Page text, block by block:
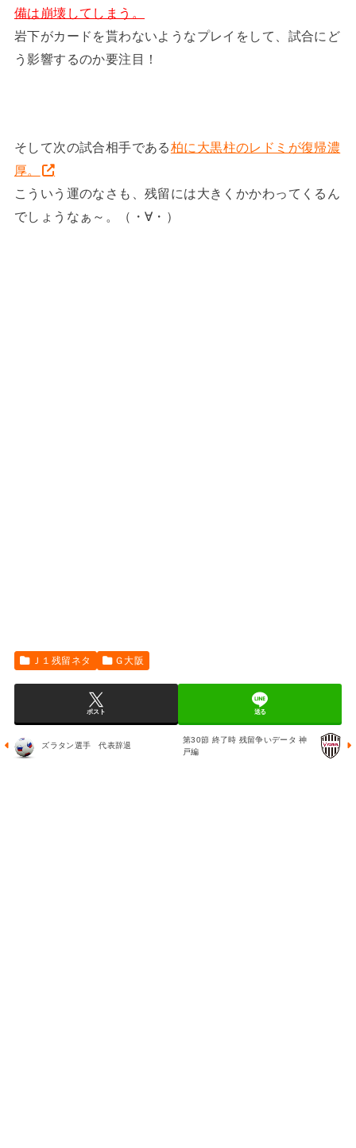
備は崩壊してしまう。
岩下がカードを貰わないようなプレイをして、試合にど
う影響するのか要注目！
そして次の試合相手である柏に大黒柱のレドミが復帰濃
厚。
こういう運のなさも、残留には大きくかかわってくるん
でしょうなぁ～。（・∀・）
Ｊ１残留ネタ Ｇ大阪
ポスト 送る
ズラタン選手 代表辞退
第30節 終了時 残留争いデータ 神
戸編